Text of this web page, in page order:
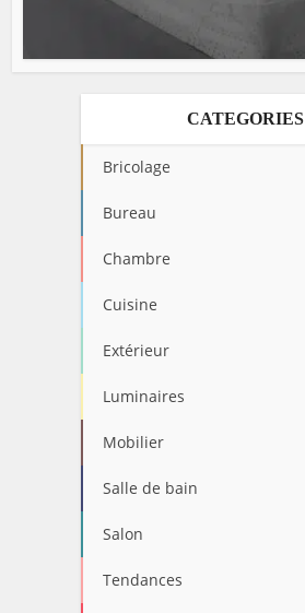
CATEGORIES
Bricolage
Bureau
Chambre
Cuisine
Extérieur
Luminaires
Mobilier
Salle de bain
Salon
Tendances